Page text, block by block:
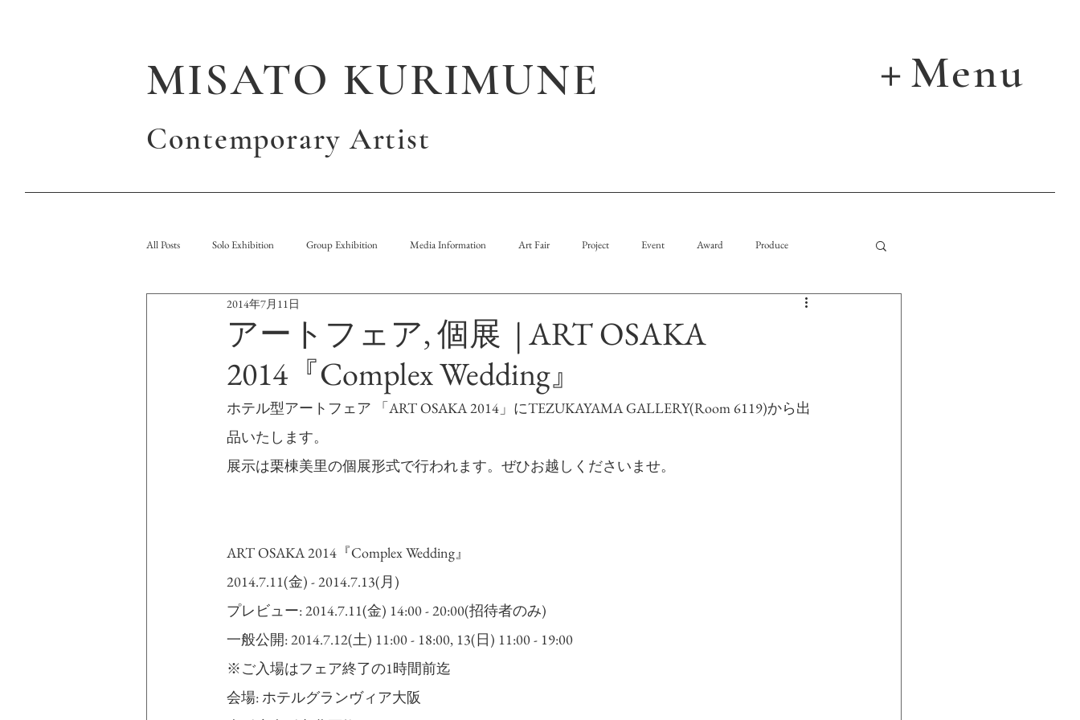
＋ Menu
MISATO KURIMUNE
Contemporary Artist
All Posts Solo Exhibition Group Exhibition Media Information Art Fair Project Event Award Produce
アートフェア, 個展 | ART OSAKA
2014『Complex Wedding』
2014年7月11日
ホテル型アートフェア 「ART OSAKA 2014」にTEZUKAYAMA GALLERY(Room 6119)から出
品いたします。
展示は栗棟美里の個展形式で行われます。ぜひお越しくださいませ。
ART OSAKA 2014『Complex Wedding』
2014.7.11(金) - 2014.7.13(月)
プレビュー: 2014.7.11(金) 14:00 - 20:00(招待者のみ)
一般公開: 2014.7.12(土) 11:00 - 18:00, 13(日) 11:00 - 19:00
※ご入場はフェア終了の1時間前迄
会場: ホテルグランヴィア大阪